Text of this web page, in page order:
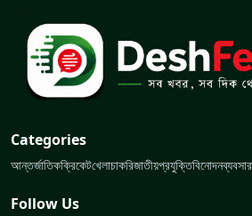
Categories
আন্তর্জাতিকক্রিকেটখেলাচাকরিজাতীয়প্রযুক্তিবিনোদনব্যবসা
Follow Us